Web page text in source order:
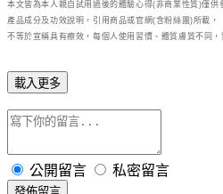
本文皆為本人親自試用過後的體驗心得(非商業性質)僅供
產品成分及功效說明，引用商品或官網(含粉絲團)所載，
不等於宣稱具有療效，每個人使用習慣、體質膚質不同
載入更多
公開留言 私密留言